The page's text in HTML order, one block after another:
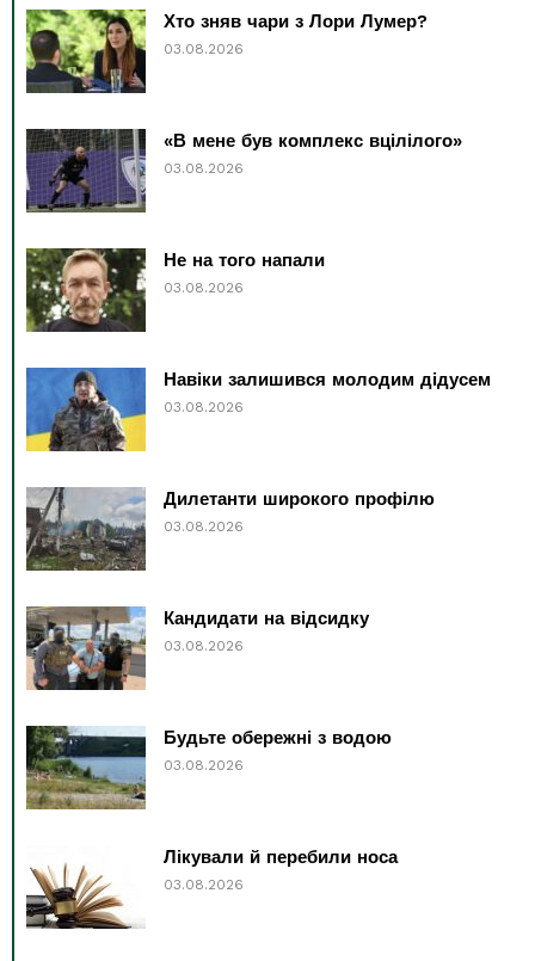
Хто зняв чари з Лори Лумер?
03.08.2026
«В мене був комплекс вцілілого»
03.08.2026
Не на того напали
03.08.2026
Навіки залишився молодим дідусем
03.08.2026
Дилетанти широкого профілю
03.08.2026
Кандидати на відсидку
03.08.2026
Будьте обережні з водою
03.08.2026
Лікували й перебили носа
03.08.2026